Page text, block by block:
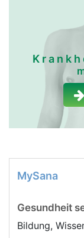
MySana
Gesundheit
Bildung,